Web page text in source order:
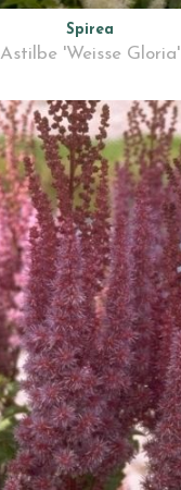
Spirea
Astilbe 'Weisse Gloria'